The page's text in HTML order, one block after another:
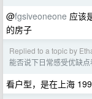
@fgsiveoneone 应该
的房子
Replied to a topic by
能否说下日常感受优缺
看户型，是在上海